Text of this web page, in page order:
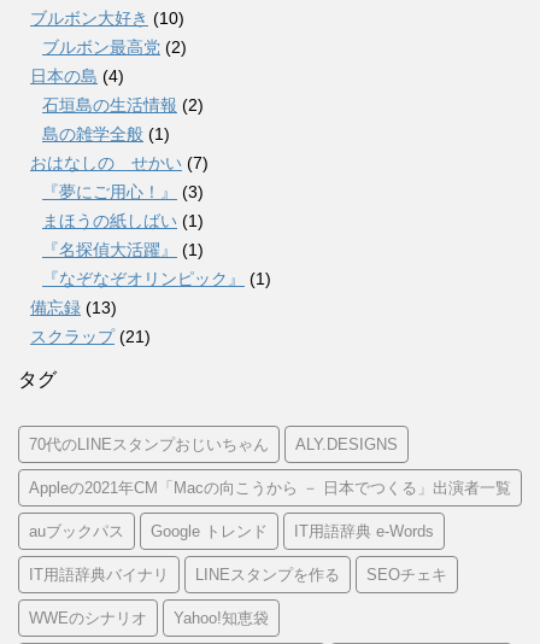
ブルボン大好き (10)
ブルボン最高党 (2)
日本の島 (4)
石垣島の生活情報 (2)
島の雑学全般 (1)
おはなしの せかい (7)
『夢にご用心！』
(3)
まほうの紙しばい (1)
『名探偵大活躍』
(1)
『なぞなぞオリンピック』
(1)
備忘録 (13)
スクラップ(21)
タグ
70代のLINEスタンプおじいちゃん ALY.DESIGNS
Appleの2021年CM「Macの向こうから － 日本でつくる」出演者一覧
auブックパス Google トレンド IT用語辞典 e-Words
IT用語辞典バイナリ LINEスタンプを作る SEOチェキ
WWEのシナリオ Yahoo!知恵袋